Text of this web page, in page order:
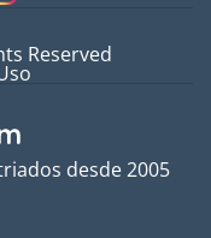
desde 2005
Reserved